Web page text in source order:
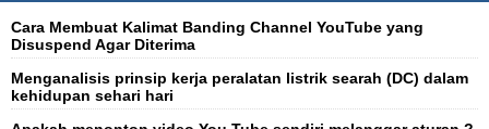
Cara Membuat Kalimat Banding Channel YouTube yang
Disuspend Agar Diterima
Menganalisis prinsip kerja peralatan listrik searah (DC) dalam
kehidupan sehari hari